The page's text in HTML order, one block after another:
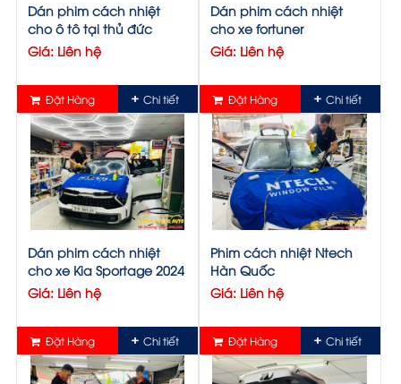
Dán phim cách nhiệt
cho ô tô tại thủ đức
Giá: Liên hệ
Đặt Hàng Chi tiết
Dán phim cách nhiệt
cho xe fortuner
Giá: Liên hệ
Đặt Hàng Chi tiết
Dán phim cách nhiệt
cho xe Kia Sportage 2024
Giá: Liên hệ
Đặt Hàng Chi tiết
Phim cách nhiệt Ntech
Hàn Quốc
Giá: Liên hệ
Đặt Hàng Chi tiết